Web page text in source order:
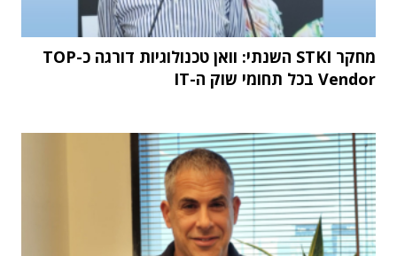
מחקר STKI השנתי: וואן טכנולוגיות דורגה כ-TOP
Vendor בכל תחומי שוק ה-IT